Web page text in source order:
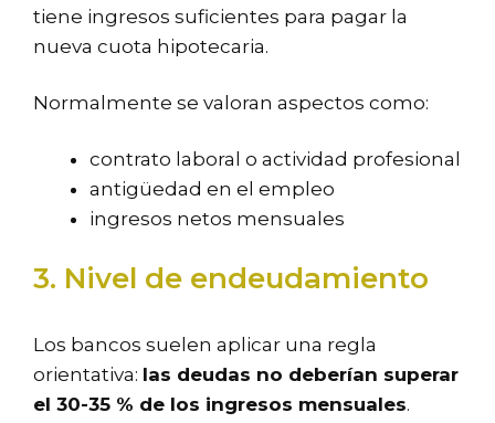
tiene ingresos suficientes para pagar la
nueva cuota hipotecaria.
Normalmente se valoran aspectos como:
contrato laboral o actividad profesional
antigüedad en el empleo
ingresos netos mensuales
3. Nivel de endeudamiento
Los bancos suelen aplicar una regla
orientativa: las deudas no deberían superar
el 30-35 % de los ingresos mensuales.